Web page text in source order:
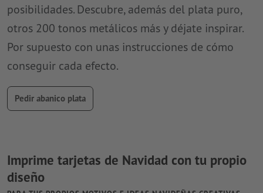
posibilidades. Descubre, además del plata puro,
otros 200 tonos metálicos más y déjate inspirar.
Por supuesto con unas instrucciones de cómo
conseguir cada efecto.
Pedir abanico plata
Imprime tarjetas de Navidad con tu propio
diseño